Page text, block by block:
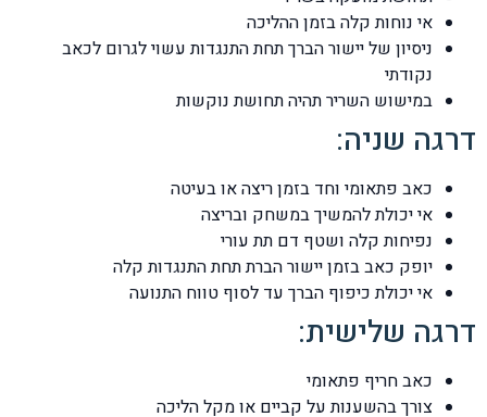
אי נוחות קלה בזמן ההליכה
ניסיון של יישור הברך תחת התנגדות עשוי לגרום לכאב
נקודתי
במישוש השריר תהיה תחושת נוקשות
דרגה שניה:
כאב פתאומי וחד בזמן ריצה או בעיטה
אי יכולת להמשיך במשחק ובריצה
נפיחות קלה ושטף דם תת עורי
יופק כאב בזמן יישור הברת תחת התנגדות קלה
אי יכולת כיפוף הברך עד לסוף טווח התנועה
דרגה שלישית:
כאב חריף פתאומי
צורך בהשענות על קביים או מקל הליכה